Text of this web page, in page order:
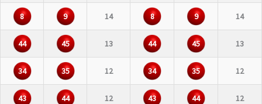
8 9 14 8 9 14
44 45 13 44 45 13
34 35 12 34 35 12
43 44 12 43 44 12